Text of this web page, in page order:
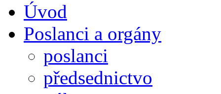
Úvod
Poslanci a orgány
poslanci
předsednictvo